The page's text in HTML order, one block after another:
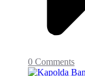
0 Comments